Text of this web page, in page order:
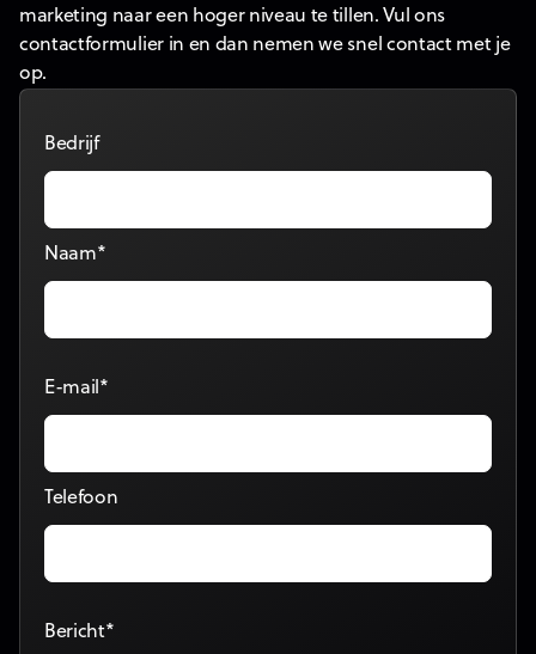
marketing naar een hoger niveau te tillen. Vul ons
contactformulier in en dan nemen we snel contact met je
op.
Bedrijf
Naam*
E-mail*
Telefoon
Bericht*